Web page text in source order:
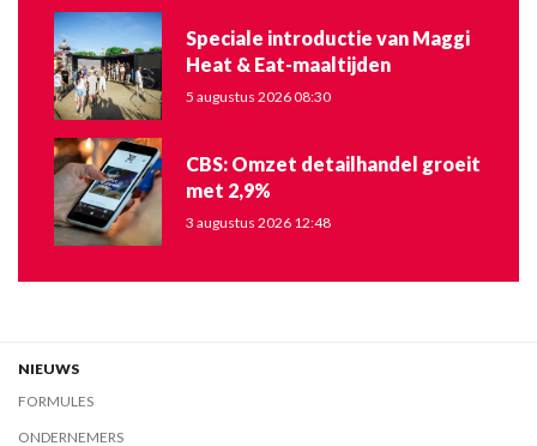
Speciale introductie van Maggi
Heat & Eat-maaltijden
5 augustus 2026 08:30
CBS: Omzet detailhandel groeit
met 2,9%
3 augustus 2026 12:48
NIEUWS
FORMULES
ONDERNEMERS